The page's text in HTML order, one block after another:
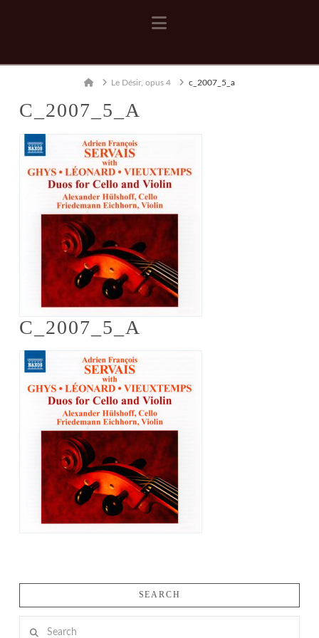
Navigation
HomeLe Désir, opus 4 c_2007_5_a
C_2007_5_A
C_2007_5_A
SEARCH